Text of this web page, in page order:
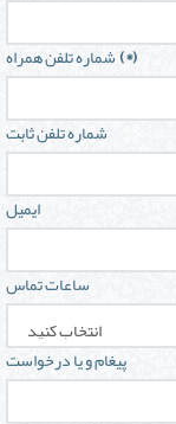
شماره تلفن همراه(*)
شماره تلفن ثابت
ایمیل
ساعات تماس
پیغام و یا درخواست